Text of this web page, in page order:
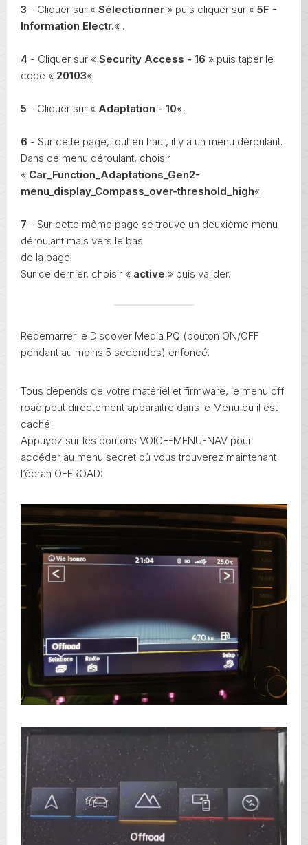
3 - Cliquer sur « Sélectionner » puis cliquer sur « 5F -
Information Electr.« .
4 - Cliquer sur « Security Access - 16 » puis taper le
code « 20103«
5 - Cliquer sur « Adaptation - 10« .
6 - Sur cette page, tout en haut, il y a un menu déroulant.
Dans ce menu déroulant, choisir
« Car_Function_Adaptations_Gen2-
menu_display_Compass_over-threshold_high«
7 - Sur cette même page se trouve un deuxième menu
déroulant mais vers le bas
de la page.
Sur ce dernier, choisir « active » puis valider.
Redémarrer le Discover Media PQ (bouton ON/OFF
pendant au moins 5 secondes) enfoncé.
Tous dépends de votre matériel et firmware, le menu off
road peut directement apparaitre dans le Menu ou il est
caché :
Appuyez sur les boutons VOICE-MENU-NAV pour
accéder au menu secret où vous trouverez maintenant
l’écran OFFROAD: